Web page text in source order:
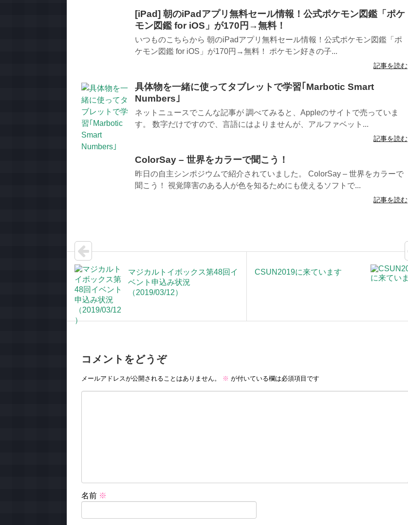
[iPad] 朝のiPadアプリ無料セール情報！公式ポケモン図鑑「ポケ
モン図鑑 for iOS」が170円→無料！
いつものこちらから 朝のiPadアプリ無料セール情報！公式ポケモン図鑑「ポ
ケモン図鑑 for iOS」が170円→無料！ ポケモン好きの子...
記事を読む
具体物を一緒に使ってタブレットで学習｢Marbotic Smart
Numbers｣
ネットニュースでこんな記事が 調べてみると、Appleのサイトで売っていま
す。 数字だけですので、言語にはよりませんが、アルファベット...
記事を読む
ColorSay – 世界をカラーで聞こう！
昨日の自主シンポジウムで紹介されていました。 ColorSay – 世界をカラーで
聞こう！ 視覚障害のある人が色を知るためにも使えるソフトで...
記事を読む
マジカルトイボックス第48回イ
ベント申込み状況
（2019/03/12）
CSUN2019に来ています
コメントをどうぞ
メールアドレスが公開されることはありません。 ※ が付いている欄は必須項目です
名前 ※